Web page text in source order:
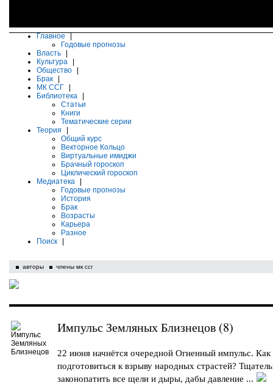
Главное
Годовые прогнозы
Власть
Культура
Общество
Брак
МК ССГ
Библиотека
Статьи
Книги
Тематические серии
Теория
Общий курс
Векторное Кольцо
Виртуальные имиджи
Брачный гороскоп
Циклический гороскоп
Медиатека
Годовые прогнозы
История
Брак
Возрасты
Карьера
Разное
Поиск
авторы члены мк ссг
Импульс Земляных Близнецов (8)
22 июня начнётся очередной Огненный импульс. Как
подготовиться к взрыву народных страстей?
законопатить все щели и дыры, дабы давление ...